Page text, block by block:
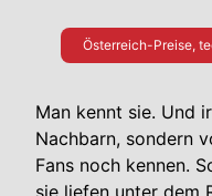
Österreich-Preise,
Man kennt sie. Und
Nachbarn, sondern
Fans noch kennen.
sie liefen unter dem